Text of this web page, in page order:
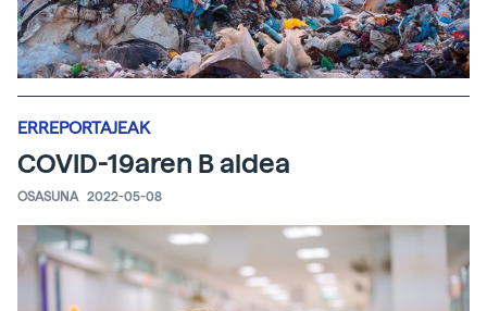
ERREPORTAJEAK
COVID-19aren B aldea
OSASUNA 2022-05-08